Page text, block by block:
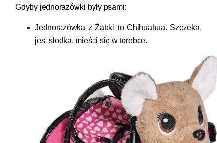
Gdyby jednorazówki były psami:
Jednorazówka z Żabki to Chihuahua. Szczeka,
jest słodka, mieści się w torebce.